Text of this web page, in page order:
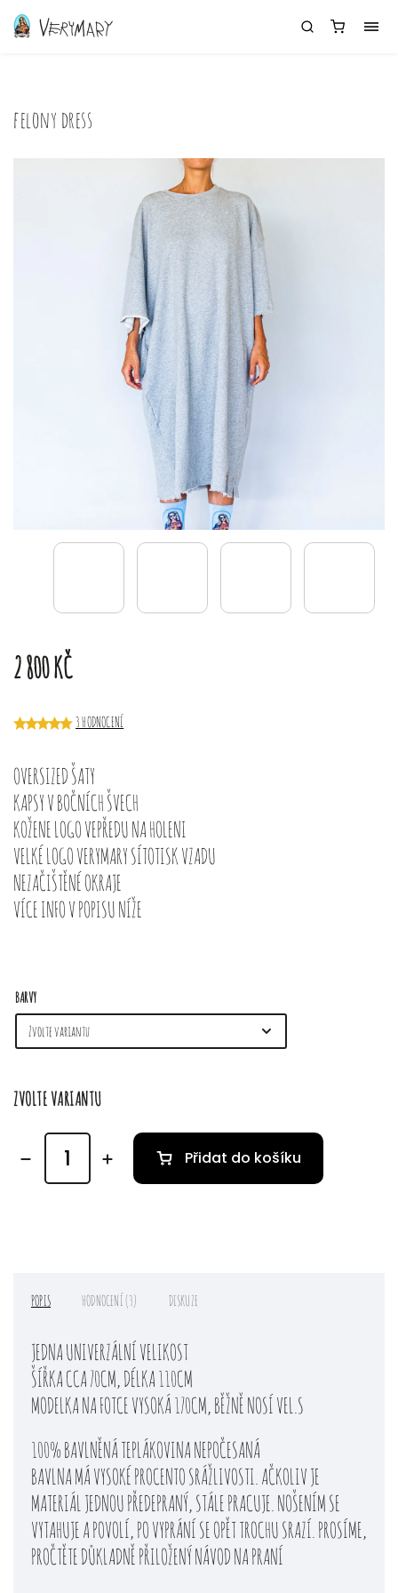
felony dress
2 800 KČ
3 HODNOCENÍ
OVERSIZED ŠATY
KAPSY V BOČNÍCH ŠVECH
KOŽENE LOGO VEPŘEDU NA HOLENI
VELKÉ LOGO VERYMARY SÍTOTISK VZADU
NEZAČIŠTĚNÉ OKRAJE
VÍCE INFO V POPISU NÍŽE
BARVY
ZVOLTE VARIANTU
Přidat do košíku
POPIS HODNOCENÍ (3) DISKUZE
JEDNA UNIVERZÁLNÍ VELIKOST
ŠÍŘKA CCA 70CM, DÉLKA 110CM
MODELKA NA FOTCE VYSOKÁ 170CM, BĚŽNĚ NOSÍ VEL.S
100% BAVLNĚNÁ TEPLÁKOVINA NEPOČESANÁ
BAVLNA MÁ VYSOKÉ PROCENTO SRÁŽLIVOSTI. AČKOLIV JE
MATERIÁL JEDNOU PŘEDEPRANÝ, STÁLE PRACUJE. NOŠENÍM SE
VYTAHUJE A POVOLÍ, PO VYPRÁNÍ SE OPĚT TROCHU SRAZÍ. PROSÍME,
PROČTĚTE DŮKLADNĚ PŘILOŽENÝ NÁVOD NA PRANÍ